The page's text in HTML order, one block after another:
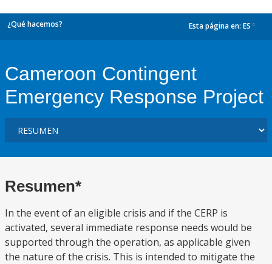
¿Qué hacemos? Esta página en: ES
Cameroon Contingent
Emergency Response Project
Resumen*
In the event of an eligible crisis and if the CERP is
activated, several immediate response needs would be
supported through the operation, as applicable given
the nature of the crisis. This is intended to mitigate the